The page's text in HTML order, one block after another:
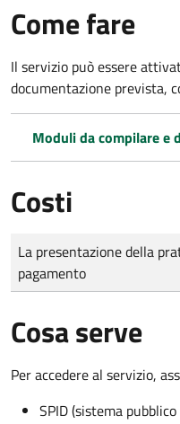
Come fare
Il servizio può essere
documentazione prevista,
Moduli da compilare e
Costi
Tipo di pagamento
Importo
La presentazione della
pagamento
Cosa serve
Per accedere al servizio,
SPID (sistema